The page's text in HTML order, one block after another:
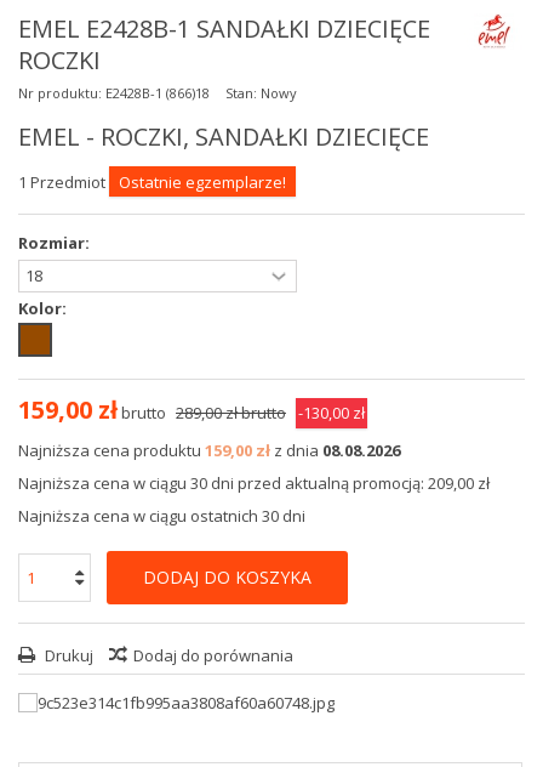
EMEL E2428B-1 SANDAŁKI DZIECIĘCE
ROCZKI
Nr produktu: E2428B-1 (866)18 Stan: Nowy
EMEL - ROCZKI, SANDAŁKI DZIECIĘCE
1 Przedmiot Ostatnie egzemplarze!
Rozmiar:
Kolor:
159,00 złbrutto 289,00 złbrutto -130,00 zł
Najniższa cena produktu 159,00 zł z dnia 08.08.2026
Najniższa cena w ciągu 30 dni przed aktualną promocją: 209,00 zł
Najniższa cena w ciągu ostatnich 30 dni
DODAJ DO KOSZYKA
Drukuj Dodaj do porównania